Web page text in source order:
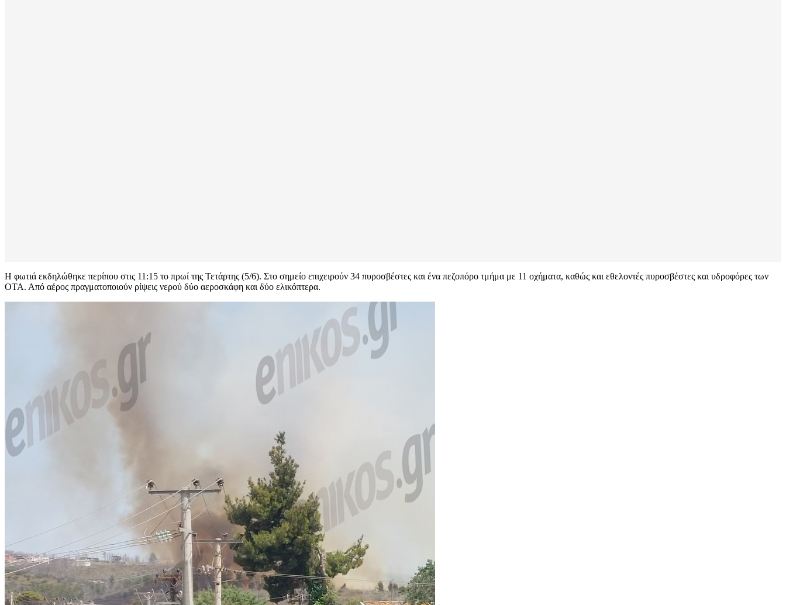
Η φωτιά εκδηλώθηκε περίπου στις 11:15 το πρωί της Τετάρτης (5/6). Στο σημείο επιχειρούν 34 πυροσβέστες και ένα πεζοπόρο τμήμα με 11 οχήματα, καθώς και εθελοντές πυροσβέστες και υδροφόρες των
ΟΤΑ. Από αέρος πραγματοποιούν ρίψεις νερού δύο αεροσκάφη και δύο ελικόπτερα.